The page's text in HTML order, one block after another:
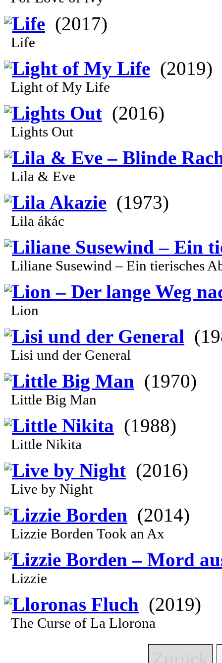
Life (2017)
Life
Light of My Life (2019)
Light of My Life
Lights Out (2016)
Lights Out
Lila & Eve – Blinde
Lila & Eve
Lila Akazie (1973)
Lila ákác
Liliane Susewind – Ein
Liliane Susewind – Ein tierisches
Lion – Der lange Weg
Lion
Lisi und der General
Lisi und der General
Little Big Man (1970)
Little Big Man
Little Nikita (1988)
Little Nikita
Live by Night (2016)
Live by Night
Lizzie Borden (2014)
Lizzie Borden Took an Ax
Lizzie Borden – Mord
Lizzie
Lloronas Fluch (2019)
The Curse of La Llorona